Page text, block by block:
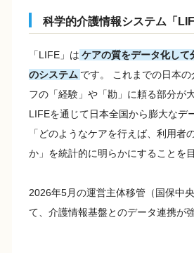
科学的介護情報システム「
「LIFE」は ケアの質をデータ化して
のシステム です。 これまでの日本
フの「経験」や「勘」に頼る部分が
LIFEを通じて日本全国から膨大なデ
「どのようなケアを行えば、利用者
か」を統計的に明らかにすることを
2026年5月の運営主体移管（国保中
て、介護情報基盤とのデータ連携が